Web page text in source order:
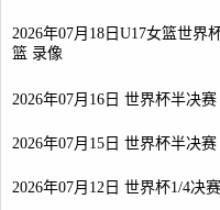
2026年07月18日U17女篮世界
篮 录像
2026年07月16日 世界杯半决
2026年07月15日 世界杯半决
2026年07月12日 世界杯1/4决